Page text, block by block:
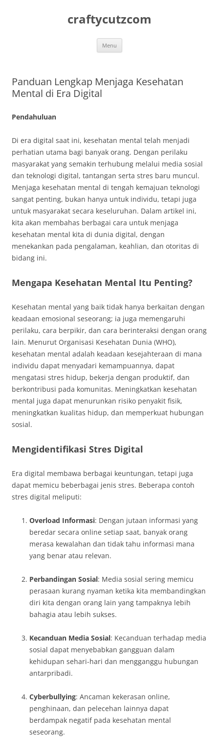
craftycutzcom
Menu
Panduan Lengkap Menjaga Kesehatan
Mental di Era Digital
Pendahuluan
Di era digital saat ini, kesehatan mental telah menjadi
perhatian utama bagi banyak orang. Dengan perilaku
masyarakat yang semakin terhubung melalui media sosial
dan teknologi digital, tantangan serta stres baru muncul.
Menjaga kesehatan mental di tengah kemajuan teknologi
sangat penting, bukan hanya untuk individu, tetapi juga
untuk masyarakat secara keseluruhan. Dalam artikel ini,
kita akan membahas berbagai cara untuk menjaga
kesehatan mental kita di dunia digital, dengan
menekankan pada pengalaman, keahlian, dan otoritas di
bidang ini.
Mengapa Kesehatan Mental Itu Penting?
Kesehatan mental yang baik tidak hanya berkaitan dengan
keadaan emosional seseorang; ia juga memengaruhi
perilaku, cara berpikir, dan cara berinteraksi dengan orang
lain. Menurut Organisasi Kesehatan Dunia (WHO),
kesehatan mental adalah keadaan kesejahteraan di mana
individu dapat menyadari kemampuannya, dapat
mengatasi stres hidup, bekerja dengan produktif, dan
berkontribusi pada komunitas. Meningkatkan kesehatan
mental juga dapat menurunkan risiko penyakit fisik,
meningkatkan kualitas hidup, dan memperkuat hubungan
sosial.
Mengidentifikasi Stres Digital
Era digital membawa berbagai keuntungan, tetapi juga
dapat memicu beberbagai jenis stres. Beberapa contoh
stres digital meliputi:
Overload Informasi: Dengan jutaan informasi yang
beredar secara online setiap saat, banyak orang
merasa kewalahan dan tidak tahu informasi mana
yang benar atau relevan.
Perbandingan Sosial: Media sosial sering memicu
perasaan kurang nyaman ketika kita membandingkan
diri kita dengan orang lain yang tampaknya lebih
bahagia atau lebih sukses.
Kecanduan Media Sosial: Kecanduan terhadap media
sosial dapat menyebabkan gangguan dalam
kehidupan sehari-hari dan mengganggu hubungan
antarpribadi.
Cyberbullying: Ancaman kekerasan online,
penghinaan, dan pelecehan lainnya dapat
berdampak negatif pada kesehatan mental
seseorang.